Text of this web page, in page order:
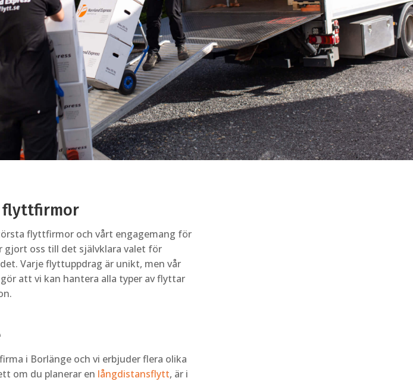
flyttfirmor
flyttfirmor och vårt engagemang för
gjort oss till det självklara valet för
Varje flyttuppdrag är unikt, men vår
att vi kan hantera alla typer av flyttar
i Borlänge och vi erbjuder flera olika
om du planerar en långdistansflytt, är i